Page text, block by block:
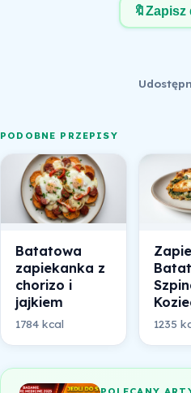
🔖Zapisz
PODOBNE PRZEPISY
Batatowa
zapiekanka z
chorizo i
jajkiem
1784 kcal 1235